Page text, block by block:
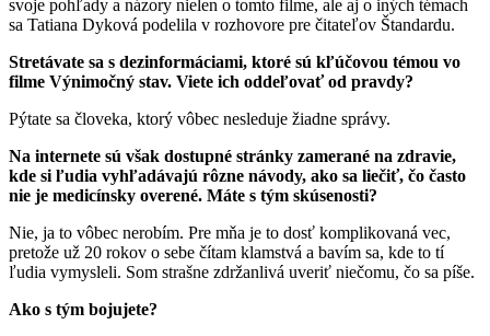
svoje pohľady a názory nielen o tomto filme, ale aj o iných témach
sa Tatiana Dyková podelila v rozhovore pre čitateľov Štandardu.
Stretávate sa s dezinformáciami, ktoré sú kľúčovou témou vo
filme Výnimočný stav. Viete ich oddeľovať od pravdy?
Pýtate sa človeka, ktorý vôbec nesleduje žiadne správy.
Na internete sú však dostupné stránky zamerané na zdravie,
kde si ľudia vyhľadávajú rôzne návody, ako sa liečiť, čo často
nie je medicínsky overené. Máte s tým skúsenosti?
Nie, ja to vôbec nerobím. Pre mňa je to dosť komplikovaná vec,
pretože už 20 rokov o sebe čítam klamstvá a bavím sa, kde to tí
ľudia vymysleli. Som strašne zdržanlivá uveriť niečomu, čo sa píše.
Ako s tým bojujete?